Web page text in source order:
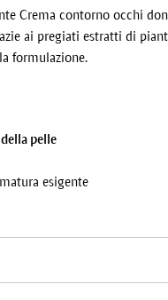
Crema contorno occhi
ai pregiati estratti di
formulazione.
pelle
esigente